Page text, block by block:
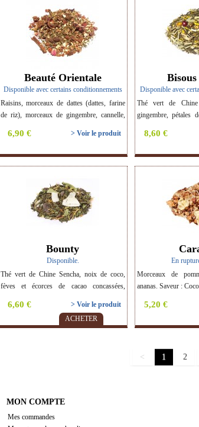
Beauté Orientale
Disponible avec certains conditionnements
Raisins, morceaux de dattes (dattes, farine
de riz), morceaux de gingembre, cannelle,
cardamone entière, clous de girofle, anis
cardamone gingembre. Infusion BIO.
6,90 € > Voir le produit
Disponible avec
Thé vert de Chine
gingembre, pétales
8,60 €
Bounty
Disponible.
Thé vert de Chine Sencha, noix de coco,
fèves et écorces de cacao concassées,
noir, moringa. Saveur : Chocolat Coco Thé
6,60 €
> Voir le produit
ACHETER
En
Morceaux de
ananas. Saveur :
5,20 €
< 1 2
MON COMPTE
Mes commandes